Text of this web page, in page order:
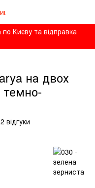
Києву та відправка
на двох
темно-
2 відгуки